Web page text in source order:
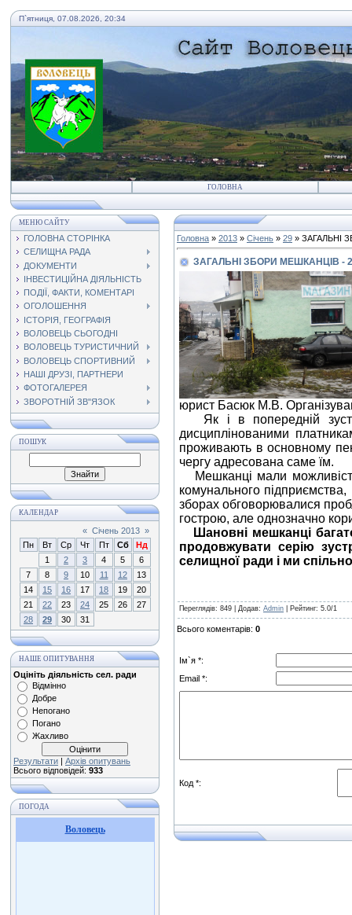
П`ятниця, 07.08.2026, 20:34
ГОЛОВНА
МЕНЮ САЙТУ
ГОЛОВНА СТОРІНКА
СЕЛИЩНА РАДА
ДОКУМЕНТИ
ІНВЕСТИЦІЙНА ДІЯЛЬНІСТЬ
ПОДІЇ, ФАКТИ, КОМЕНТАРІ
ОГОЛОШЕННЯ
ІСТОРІЯ, ГЕОГРАФІЯ
ВОЛОВЕЦЬ СЬОГОДНІ
ВОЛОВЕЦЬ ТУРИСТИЧНИЙ
ВОЛОВЕЦЬ СПОРТИВНИЙ
НАШІ ДРУЗІ, ПАРТНЕРИ
ФОТОГАЛЕРЕЯ
ЗВОРОТНІЙ ЗВ"ЯЗОК
ПОШУК
КАЛЕНДАР
« Січень 2013 »
Пн
Вт Ср Чт Пт Сб
Нд
1
2 3 4 5
6
7
8 9 10 11 12
13
14
15 16 17 18 19
20
21
22 23 24 25 26
27
28
29 30 31
НАШЕ ОПИТУВАННЯ
Оцініть діяльність сел. ради
Відмінно
Добре
Непогано
Погано
Жахливо
Результати | Архів опитувань
Всього відповідей: 933
ПОГОДА
Воловець
Головна » 2013 » Січень » 29 » ЗАГАЛЬНІ
ЗАГАЛЬНІ ЗБОРИ МЕШКАНЦІВ - 2
юрист Басюк М.В.
Як і в попередній
дисциплінованими
проживають в основному
чергу адресована саме їм.
Мешканці мали
комунального
зборах обговорювалися
гострою, але однозначно
Шановні мешканці
продовжувати серію
селищної ради і ми
Переглядів: 849 | Додав: Admin Рейтинг: 5.0/1
Всього коментарів: 0
Ім`я *:
Email *:
Код *: